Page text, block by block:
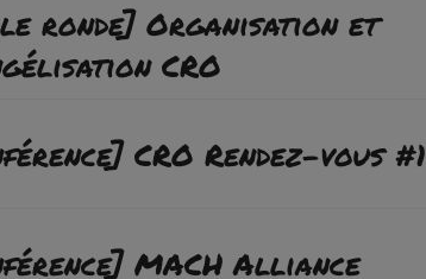
ronde] Organisation et
CRO
CRO Rendez-vous #1
MACH Alliance